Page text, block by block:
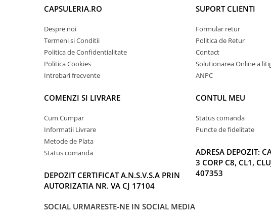
CAPSULERIA.RO
Despre noi
Termeni si Conditii
Politica de Confidentialitate
Politica Cookies
Intrebari frecvente
COMENZI SI LIVRARE
Cum Cumpar
Informatii Livrare
Metode de Plata
Status comanda
DEPOZIT CERTIFICAT A.N.S.V.S.A PRIN
AUTORIZATIA NR. VA CJ 17104
SUPORT CLIENTI
Formular retur
Politica de Retur
Contact
Solutionarea Online a
ANPC
CONTUL MEU
Status comanda
Puncte de fidelitate
ADRESA DEPOZIT:
3 CORP C8, CL1,
407353
SOCIAL URMARESTE-NE IN SOCIAL MEDIA